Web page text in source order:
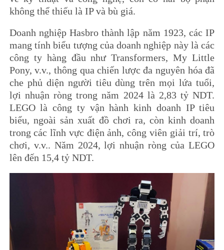
không thể thiếu là IP và bù giá.
Doanh nghiệp Hasbro thành lập năm 1923, các IP
mang tính biểu tượng của doanh nghiệp này là các
công ty hàng đầu như Transformers, My Little
Pony, v.v., thông qua chiến lược đa nguyên hóa đã
che phủ diện người tiêu dùng trên mọi lứa tuổi,
lợi nhuận ròng trong năm 2024 là 2,83 tỷ NDT.
LEGO là công ty vận hành kinh doanh IP tiêu
biểu, ngoài sản xuất đồ chơi ra, còn kinh doanh
trong các lĩnh vực điện ảnh, công viên giải trí, trò
chơi, v.v.. Năm 2024, lợi nhuận ròng của LEGO
lên đến 15,4 tỷ NDT.